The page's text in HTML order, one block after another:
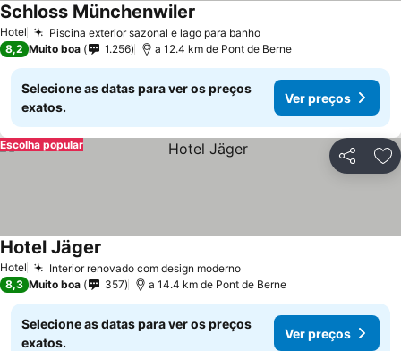
Hotel Piscina exterior sazonal e lago para banho
Schloss Münchenwiler
8,2 Muito boa 1.256 a 12.4 km de Pont de Berne
Selecione as datas para ver os preços
exatos.
Ver preços
Partilhar
Escolha popular
Hotel Interior renovado com design moderno
Hotel Jäger
8,3 Muito boa 357 a 14.4 km de Pont de Berne
Selecione as datas para ver os preços
exatos.
Ver preços